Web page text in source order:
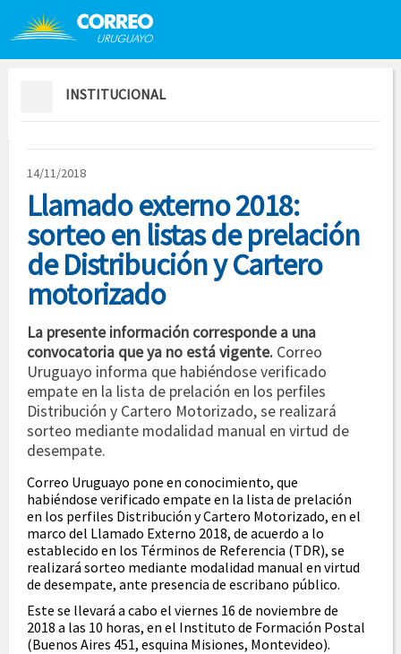
Saltar al contenido
INSTITUCIONAL
14/11/2018
Llamado externo 2018:
sorteo en listas de prelación
de Distribución y Cartero
motorizado
La presente información corresponde a una
convocatoria que ya no está vigente. Correo
Uruguayo informa que habiéndose verificado
empate en la lista de prelación en los perfiles
Distribución y Cartero Motorizado, se realizará
sorteo mediante modalidad manual en virtud de
desempate.
Correo Uruguayo pone en conocimiento, que
habiéndose verificado empate en la lista de prelación
en los perfiles Distribución y Cartero Motorizado, en el
marco del Llamado Externo 2018, de acuerdo a lo
establecido en los Términos de Referencia (TDR), se
realizará sorteo mediante modalidad manual en virtud
de desempate, ante presencia de escribano público.
Este se llevará a cabo el viernes 16 de noviembre de
2018 a las 10 horas, en el Instituto de Formación Postal
(Buenos Aires 451, esquina Misiones, Montevideo).